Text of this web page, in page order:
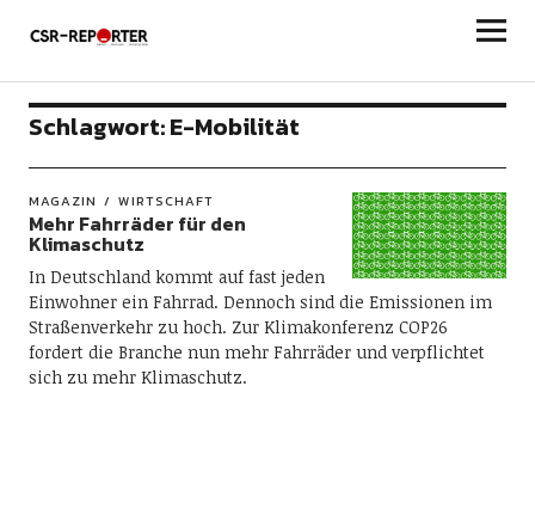
csr-reporter
Schlagwort:E-Mobilität
MAGAZIN WIRTSCHAFT
Mehr Fahrräder für den
Klimaschutz
In Deutschland kommt auf fast jeden
Einwohner ein Fahrrad. Dennoch sind die Emissionen im
Straßenverkehr zu hoch. Zur Klimakonferenz COP26
fordert die Branche nun mehr Fahrräder und verpflichtet
sich zu mehr Klimaschutz.